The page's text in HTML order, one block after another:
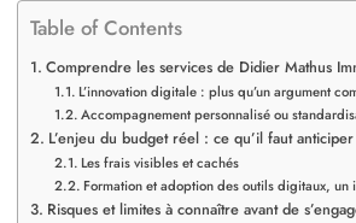
Table of Contents
Comprendre les services de Didier Mathus
L’innovation digitale : plus qu’un argument
Accompagnement personnalisé ou
L’enjeu du budget réel : ce qu’il faut anticiper
Les frais visibles et cachés
Formation et adoption des outils digitaux, un
Risques et limites à connaître avant de